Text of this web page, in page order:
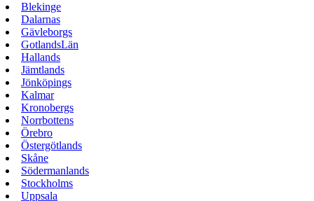
Blekinge
Dalarnas
Gävleborgs
GotlandsLän
Hallands
Jämtlands
Jönköpings
Kalmar
Kronobergs
Norrbottens
Örebro
Östergötlands
Skåne
Södermanlands
Stockholms
Uppsala